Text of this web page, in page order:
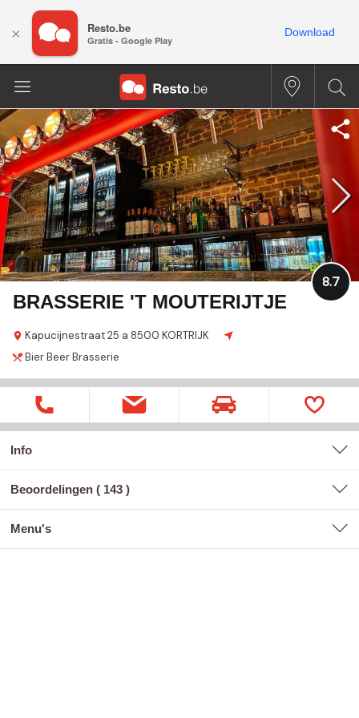
BRASSERIE 'T MOUTERIJTJE
Kapucijnestraat 25 a 8500 KORTRIJK
8.7
BierBeerBrasserie
Info
Beoordelingen ( 143 )
menu's
× Resto.be
Gratis - Google Play
Download